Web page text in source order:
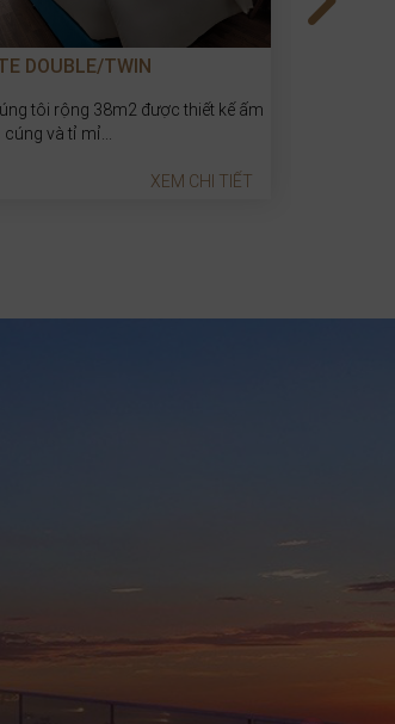
DOUBLE/TWIN
phố Hạ Long xinh đẹp, phòng
Twin/double bed sẽ...
XEM CHI TIẾT